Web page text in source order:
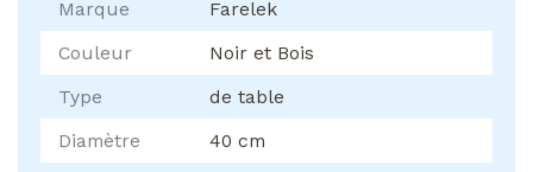
Marque
Farelek
Couleur
Noir et Bois
Type
de table
Diamètre
40 cm